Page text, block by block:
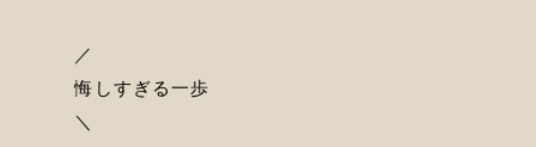
／
悔しすぎる一歩
＼